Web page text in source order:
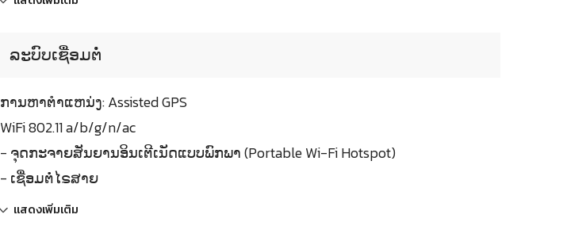
ລະບົບເຊື່ອມຕໍ່
ການຫາຕຳແຫນ່ງ: Assisted GPS
WiFi 802.11 a/b/g/n/ac
- ຈຸດກະຈາຍສັນຍານອິນເຕີເນັດແບບພົກພາ (Portable Wi-Fi Hotspot)
- ເຊື່ອມຕໍ່ໄຣສາຍ
แสดงเพิ่มเติม